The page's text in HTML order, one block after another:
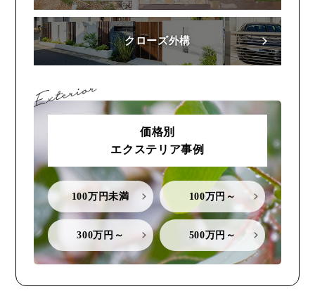
クローズ外構
価格別
エクステリア事例
100万円未満 100万円～
300万円～ 500万円～